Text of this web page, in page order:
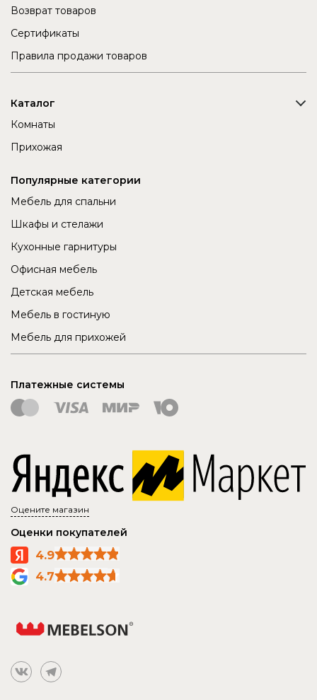
Возврат товаров
Сертификаты
Правила продажи товаров
Каталог
Комнаты
Прихожая
Популярные категории
Мебель для спальни
Шкафы и стелажи
Кухонные гарнитуры
Офисная мебель
Детская мебель
Мебель в гостиную
Мебель для прихожей
Платежные системы
Оцените магазин
Оценки покупателей
4.9
4.7